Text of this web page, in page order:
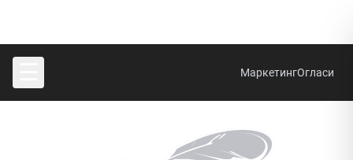
МаркетингОгласи